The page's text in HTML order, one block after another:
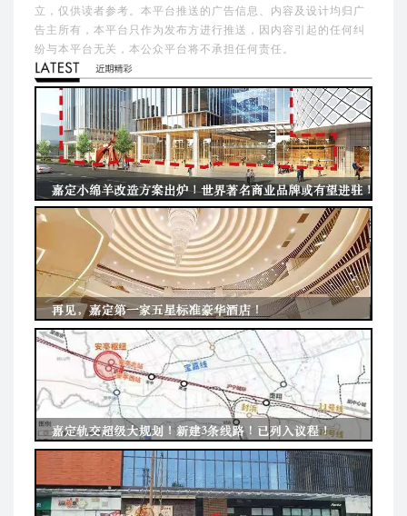
立，仅供读者参考。本平台推送的广告信息、内容及设计均归广
告主所有，本平台只作为发布方进行推送，因内容引起的任何纠
纷与本平台无关，本公众平台将不承担任何责任。